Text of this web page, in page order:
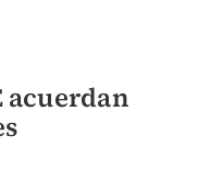
acuerdan